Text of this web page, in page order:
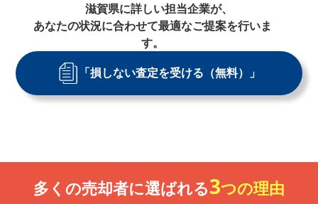
滋賀県に詳しい担当企業が、
あなたの状況に合わせて最適なご提案を行いま
す。
「損しない査定を受ける（無料）」
多くの売却者に選ばれる3つの理由